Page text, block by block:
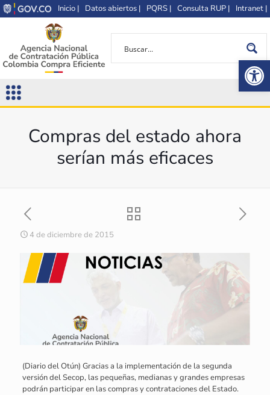
Inicio | Datos abiertos | PQRS | Consulta RUP | Intranet |
Compras del estado ahora
serían más eficaces
4 de diciembre de 2015
(Diario del Otún) Gracias a la implementación de la segunda
versión del Secop, las pequeñas, medianas y grandes empresas
podrán participar en las compras y contrataciones del Estado.